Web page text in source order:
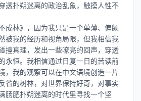
透扑朔迷离的政治乱象，触摸人性不
成林》，因为我只是一个单薄、偏颇
被我的经历和视角局限，但我相信我
撞真理，发出一些嘹亮的回声，穿透
永恒。我相信通过日复一日的苦读前
，我的观察可以在中文语境创造一片
省的树林，对世界保持好奇，对事实
肠肥扑朔迷离的时代里寻找一个坚